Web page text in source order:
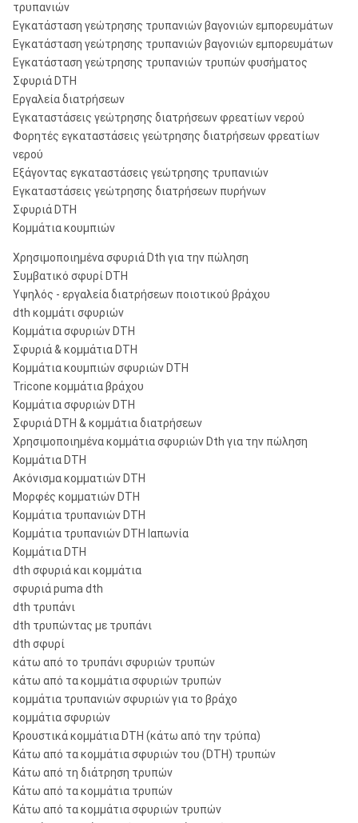
τρυπανιών
Εγκατάσταση γεώτρησης τρυπανιών βαγονιών εμπορευμάτων
Εγκατάσταση γεώτρησης τρυπανιών βαγονιών εμπορευμάτων
Εγκατάσταση γεώτρησης τρυπανιών τρυπών φυσήματος
Σφυριά DTH
Εργαλεία διατρήσεων
Εγκαταστάσεις γεώτρησης διατρήσεων φρεατίων νερού
Φορητές εγκαταστάσεις γεώτρησης διατρήσεων φρεατίων
νερού
Εξάγοντας εγκαταστάσεις γεώτρησης τρυπανιών
Εγκαταστάσεις γεώτρησης διατρήσεων πυρήνων
Σφυριά DTH
Κομμάτια κουμπιών
Χρησιμοποιημένα σφυριά Dth για την πώληση
Συμβατικό σφυρί DTH
Υψηλός - εργαλεία διατρήσεων ποιοτικού βράχου
dth κομμάτι σφυριών
Κομμάτια σφυριών DTH
Σφυριά & κομμάτια DTH
Κομμάτια κουμπιών σφυριών DTH
Tricone κομμάτια βράχου
Κομμάτια σφυριών DTH
Σφυριά DTH & κομμάτια διατρήσεων
Χρησιμοποιημένα κομμάτια σφυριών Dth για την πώληση
Κομμάτια DTH
Ακόνισμα κομματιών DTH
Μορφές κομματιών DTH
Κομμάτια τρυπανιών DTH
Κομμάτια τρυπανιών DTH Ιαπωνία
Κομμάτια DTH
dth σφυριά και κομμάτια
σφυριά puma dth
dth τρυπάνι
dth τρυπώντας με τρυπάνι
dth σφυρί
κάτω από το τρυπάνι σφυριών τρυπών
κάτω από τα κομμάτια σφυριών τρυπών
κομμάτια τρυπανιών σφυριών για το βράχο
κομμάτια σφυριών
Κρουστικά κομμάτια DTH (κάτω από την τρύπα)
Κάτω από τα κομμάτια σφυριών του (DTH) τρυπών
Κάτω από τη διάτρηση τρυπών
Κάτω από τα κομμάτια τρυπών
Κάτω από τα κομμάτια σφυριών τρυπών